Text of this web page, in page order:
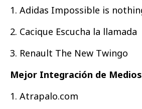
1. Adidas Impossible is
2. Cacique Escucha la llamada
3. Renault The New Twingo
Mejor Integración de
1. Atrapalo.com